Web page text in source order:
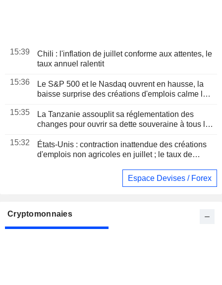
15:39
Chili : l'inflation de juillet conforme aux attentes, le
taux annuel ralentit
15:36
Le S&P 500 et le Nasdaq ouvrent en hausse, la
baisse surprise des créations d'emplois calme les
15:35
La Tanzanie assouplit sa réglementation des
changes pour ouvrir sa dette souveraine à tous les
15:32
États-Unis : contraction inattendue des créations
d'emplois non agricoles en juillet ; le taux de
Espace Devises / Forex
Cryptomonnaies